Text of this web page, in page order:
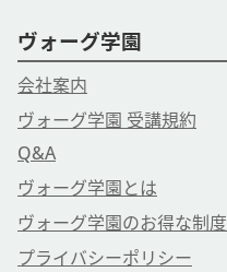
ヴォーグ学園
会社案内
ヴォーグ学園 受講規約
Q&A
ヴォーグ学園とは
ヴォーグ学園のお得な制度
プライバシーポリシー